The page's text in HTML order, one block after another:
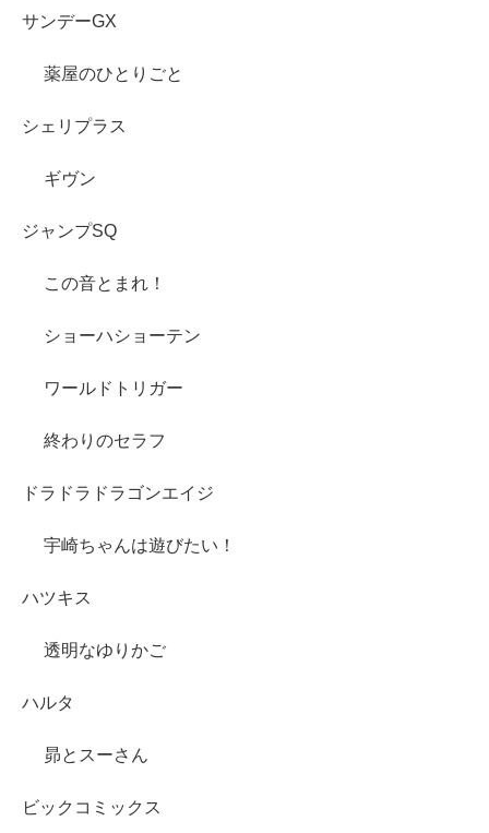
サンデーGX
薬屋のひとりごと
シェリプラス
ギヴン
ジャンプSQ
この音とまれ！
ショーハショーテン
ワールドトリガー
終わりのセラフ
ドラドラドラゴンエイジ
宇崎ちゃんは遊びたい！
ハツキス
透明なゆりかご
ハルタ
昴とスーさん
ビックコミックス